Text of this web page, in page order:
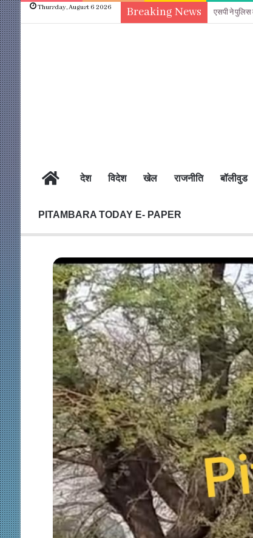
Thursday, August 6 2026 Breaking News एसपी ने पुलिस
होम देश विदेश खेल राजनीति बॉलीवुड
PITAMBARA TODAY E- PAPER